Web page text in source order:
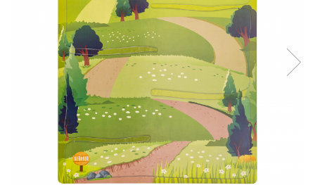
11 - 14 Ani
Colecția Păcălici
TOATE JOCURILE